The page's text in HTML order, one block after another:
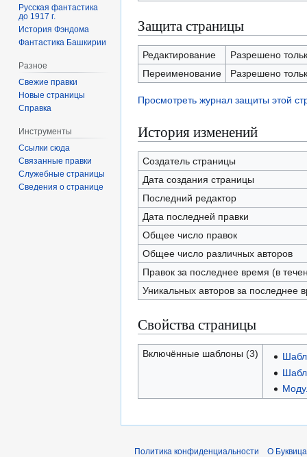
Защита страницы
Редактирование
Разрешено
Переименование
Разрешено
Просмотреть журнал защиты этой
История изменений
Создатель страницы
Дата создания страницы
Последний редактор
Дата последней правки
Общее число правок
Общее число различных авторов
Правок за последнее время (в
Уникальных авторов за последнее
Свойства страницы
Включённые шаблоны (3)
Русская фантастика
до 1917 г.
История Фэндома
Фантастика Башкирии
Разное
Свежие правки
Новые страницы
Справка
Инструменты
Ссылки сюда
Связанные правки
Служебные страницы
Сведения о странице
Политика конфиденциальности О Буквица